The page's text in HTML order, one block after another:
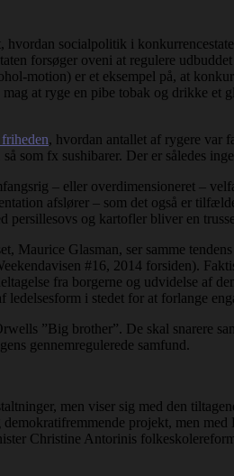
socialpolitik i
forsøger oveni at regulere
motion) er et eksempel på, at
at ryge en pibe tobak og drikke et
, hvordan antallet af rygere var
som fx sushibarer. Der er således
– eller overdimensioneret –
afslører – som det også er
og kartofler bliver en
Maurice Glasman, ser samme
#16, 2014 forsiden).
fra borgerne og udvidelse af
i stedet for at forlange
”Big brother”. De skal snarere
gennemregulerede samfund.
men viser sig med den
projekt, men
Christine Antorinis